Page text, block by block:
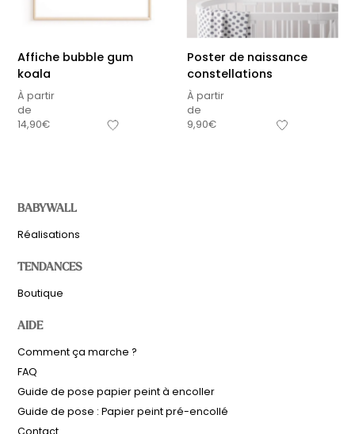
Affiche bubble gum
koala
À partir
de
14,90€
Poster de naissance
constellations
À partir
de
9,90€
BABYWALL
Réalisations
TENDANCES
Boutique
AIDE
Comment ça marche ?
FAQ
Guide de pose papier peint à encoller
Guide de pose : Papier peint pré-encollé